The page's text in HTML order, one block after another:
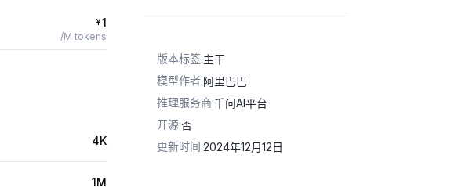
¥1
/M tokens
4K
1M
版本标签:主干
模型作者:阿里巴巴
推理服务商:千问AI平台
开源:否
更新时间:2024年12月12日